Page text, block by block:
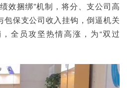
效捆绑”机制，将分、支公司高
包保支公司收入挂钩，倒逼机关
全员攻坚热情高涨，为“双过